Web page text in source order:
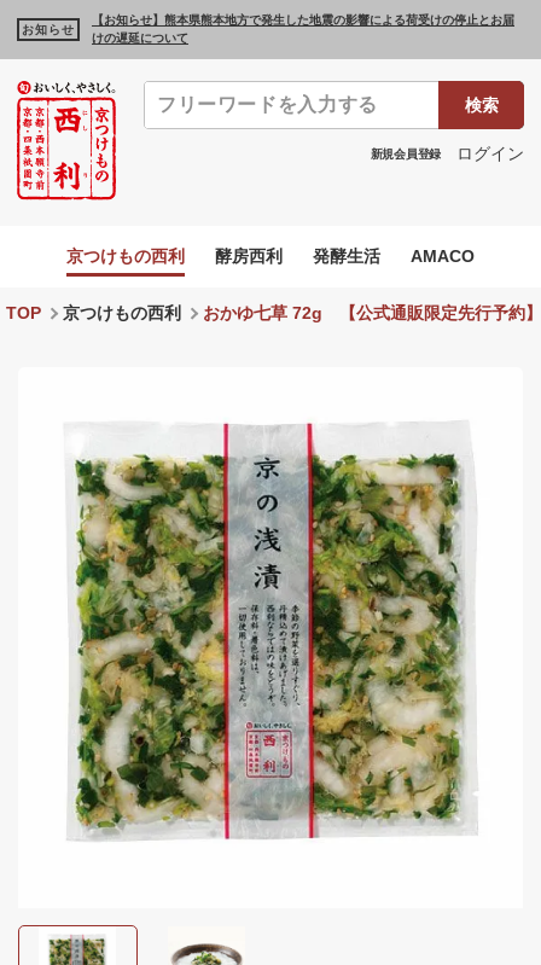
お知らせ
【お知らせ】熊本県熊本地方で発生した地震の影響による荷受けの停止とお届
けの遅延について
検索
新規会員登録 ログイン
京つけもの西利 酵房西利 発酵生活 AMACO
TOP 京つけもの西利 おかゆ七草 72g 【公式通販限定先行予約】